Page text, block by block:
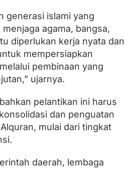
generasi islami yang
agama, bangsa,
diperlukan kerja nyata dan
mempersiapkan
pembinaan yang
ujarnya.
pelantikan ini harus
dan penguatan
mulai dari tingkat
daerah, lembaga